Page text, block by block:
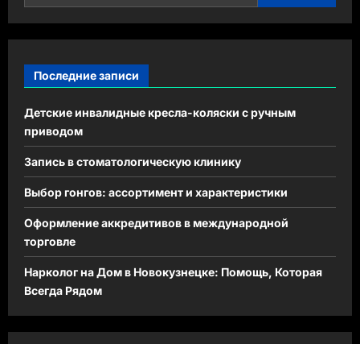
Последние записи
Детские инвалидные кресла-коляски с ручным
приводом
Запись в стоматологическую клинику
Выбор гонгов: ассортимент и характеристики
Оформление аккредитивов в международной
торговле
Нарколог на Дом в Новокузнецке: Помощь, Которая
Всегда Рядом